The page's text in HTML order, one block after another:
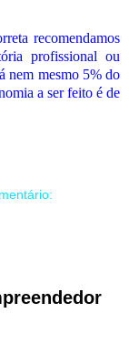
recomendamos
profissional ou
nem mesmo 5% do
a ser feito é de